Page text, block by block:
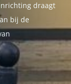
draagt
bij de